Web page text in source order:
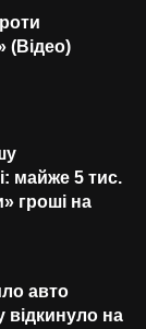
(Відео)
майже 5 тис.
гроші на
авто
на